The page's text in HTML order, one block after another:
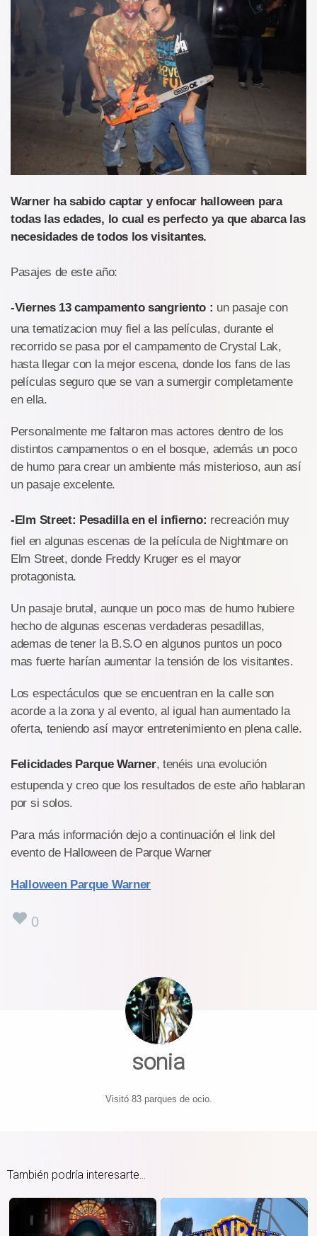
Warner ha sabido captar y enfocar halloween para
todas las edades, lo cual es perfecto ya que abarca las
necesidades de todos los visitantes.
Pasajes de este año:
-Viernes 13 campamento sangriento : un pasaje con
una tematizacion muy fiel a las películas, durante el
recorrido se pasa por el campamento de Crystal Lak,
hasta llegar con la mejor escena, donde los fans de las
películas seguro que se van a sumergir completamente
en ella.
Personalmente me faltaron mas actores dentro de los
distintos campamentos o en el bosque, además un poco
de humo para crear un ambiente más misterioso, aun así
un pasaje excelente.
-Elm Street: Pesadilla en el infierno: recreación muy
fiel en algunas escenas de la película de Nightmare on
Elm Street, donde Freddy Kruger es el mayor
protagonista.
Un pasaje brutal, aunque un poco mas de humo hubiere
hecho de algunas escenas verdaderas pesadillas,
ademas de tener la B.S.O en algunos puntos un poco
mas fuerte harían aumentar la tensión de los visitantes.
Los espectáculos que se encuentran en la calle son
acorde a la zona y al evento, al igual han aumentado la
oferta, teniendo así mayor entretenimiento en plena calle.
Felicidades Parque Warner, tenéis una evolución
estupenda y creo que los resultados de este año hablaran
por si solos.
Para más información dejo a continuación el link del
evento de Halloween de Parque Warner
Halloween Parque Warner
0
sonia
Visitó 83 parques de ocio.
También podría interesarte...